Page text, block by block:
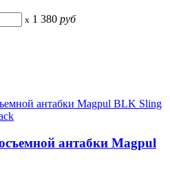
x 1 380 руб
антабки Magpul